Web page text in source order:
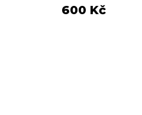
600 Kč